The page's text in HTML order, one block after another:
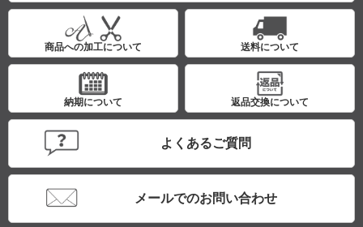
商品への加工について 送料について
納期について 返品交換について
よくあるご質問
メールでのお問い合わせ